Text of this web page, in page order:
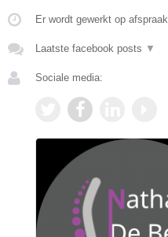
Er wordt gewerkt op afspraak.
Laatste facebook posts ▼
Sociale media: